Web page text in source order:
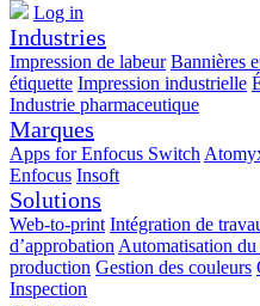
Log in
Industries
Impression de labeur Bannières
étiquette Impression industrielle
Industrie pharmaceutique
Marques
Apps for Enfocus Switch
Enfocus Insoft
Solutions
Web-to-print Intégration de
d’approbation Automatisation du
production Gestion des couleurs
Inspection